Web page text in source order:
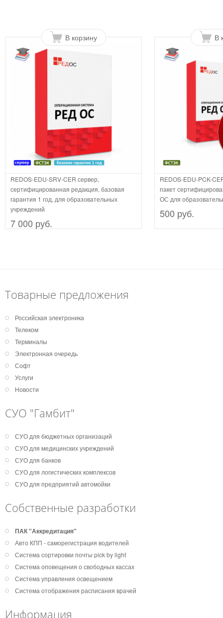
В корзину
REDOS-EDU-SRV-CER сервер,
сертифицированная редакция, базовая
гарантия 1 год, для образовательных
учреждений
7 000 руб.
В
REDOS-EDU-PCK-
пакет
ОС для
500 руб.
Товарные предложения
Российская электроника
Телеком
Терминалы
Электронная очередь
Софт
Услуги
Новости
СУО "Гамбит"
СУО для бюджетных организаций
СУО для медицинских учреждений
СУО для банков
СУО для логистических комплексов
СУО для предприятий автомойки
Собственные разработки
ПАК "Аккредитация"
Авто КПП - саморегистрация водителей
Система сортировки почты pick by light
Система оповещения о свободных кассах
Система управления освещением
Система отображения расписания врачей
Информация